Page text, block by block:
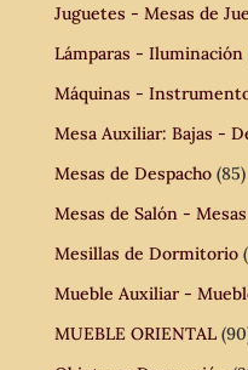
Juguetes - Mesas de
Lámparas - Iluminación
Máquinas -
Mesa Auxiliar: Bajas -
Mesas de Despacho (85)
Mesas de Salón -
Mesillas de Dormitorio
Mueble Auxiliar -
MUEBLE ORIENTAL